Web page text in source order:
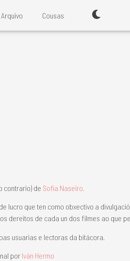
Arquivo Cousas
contrario) de Sofía Naseiro.
lucro que ten como obxectivo a
dereitos de cada un dos filmes ao que
usuarias e lectoras da bitácora.
por Iván Hermo